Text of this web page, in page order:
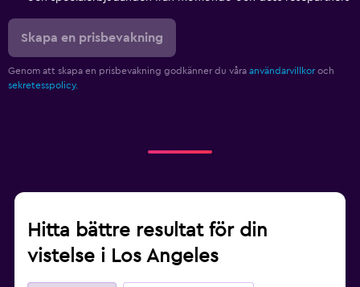
Skapa en prisbevakning
Genom att skapa en prisbevakning godkänner du våra användarvillkor och
sekretesspolicy.
Hitta bättre resultat för din
vistelse i Los Angeles